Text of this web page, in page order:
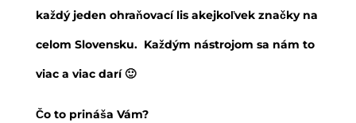
každý jeden ohraňovací lis akejkoľvek značky na
celom Slovensku. Každým nástrojom sa nám to
viac a viac darí 🙂
Čo to prináša Vám?